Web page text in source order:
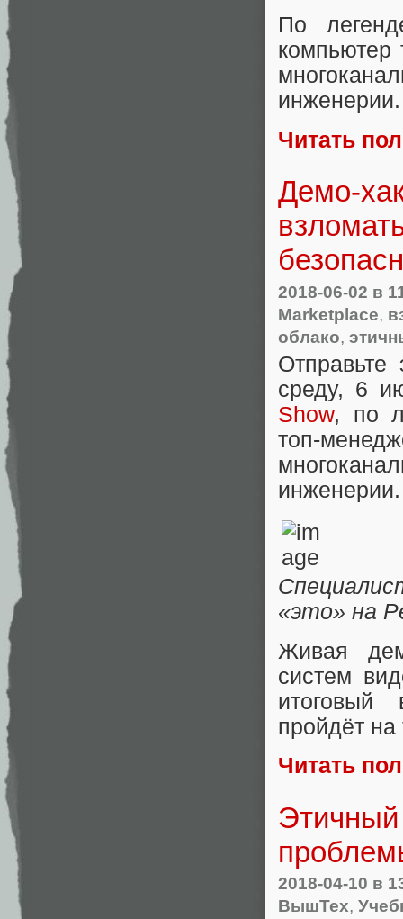
По
компьютер
инженерии.
Читать
Демо-
2018-06-02 в
Marketplace,
облако,
среду, 6
Show, по
топ-
инженерии.
«это» на
Живая
систем
итоговый
пройдёт на
Читать
Этичный
2018-04-10 в
ВышТех,